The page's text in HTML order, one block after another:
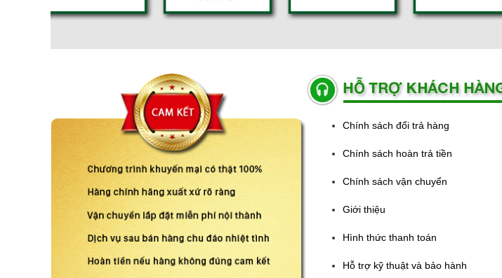
Chính sách đổi trả hàng
Chính sách hoàn trả tiền
Chính sách vận chuyển
Giới thiệu
Hình thức thanh toán
Hỗ trợ kỹ thuật và bảo hành